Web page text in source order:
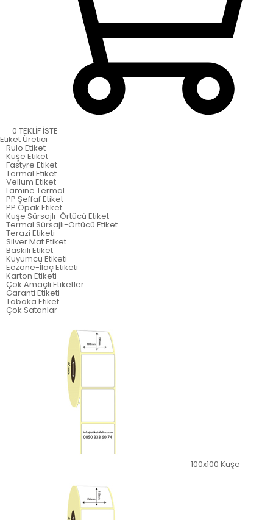
0 TEKLİF İSTE
EtiketÜretici
Rulo Etiket
Kuşe Etiket
Fastyre Etiket
Termal Etiket
Vellum Etiket
Lamine Termal
PP Şeffaf Etiket
PP Opak Etiket
Kuşe Sürsajlı-Örtücü Etiket
Termal Sürsajlı-Örtücü Etiket
Terazi Etiketi
Silver Mat Etiket
Baskılı Etiket
Kuyumcu Etiketi
Eczane-İlaç Etiketi
Karton Etiketi
Çok Amaçlı Etiketler
Garanti Etiketi
Tabaka Etiket
Çok Satanlar
100x100 Kuşe